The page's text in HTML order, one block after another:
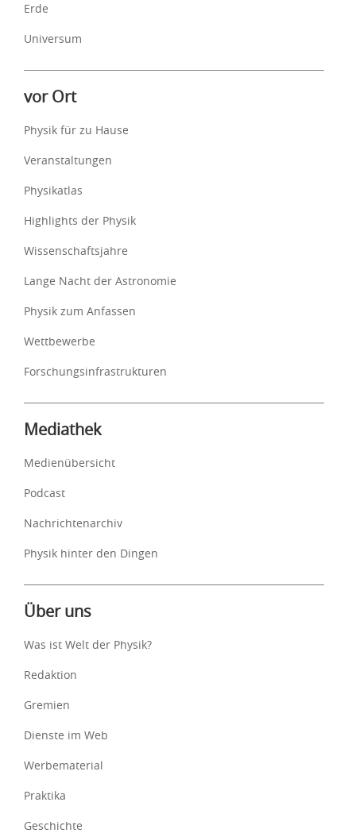
Erde
Universum
vor Ort
Physik für zu Hause
Veranstaltungen
Physikatlas
Highlights der Physik
Wissenschaftsjahre
Lange Nacht der Astronomie
Physik zum Anfassen
Wettbewerbe
Forschungsinfrastrukturen
Mediathek
Medienübersicht
Podcast
Nachrichtenarchiv
Physik hinter den Dingen
Über uns
Was ist Welt der Physik?
Redaktion
Gremien
Dienste im Web
Werbematerial
Praktika
Geschichte